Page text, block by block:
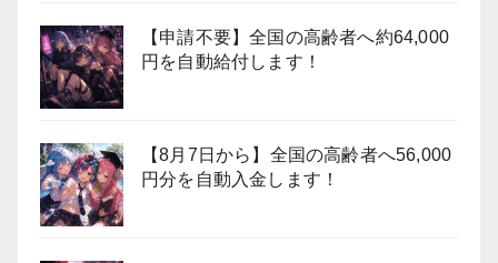
【申請不要】全国の高齢者へ約64,000
円を自動給付します！
【8月7日から】全国の高齢者へ56,000
円分を自動入金します！